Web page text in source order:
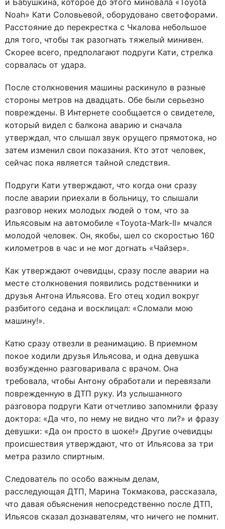
и Бабушкина, которое до этого миновала «Toyota
Noah» Кати Соловьевой, оборудовано светофорами.
Расстояние до перекрестка с Чкалова небольшое
для того, чтобы так разогнать тяжелый минивен.
Скорее всего, предполагают подруги Кати, стрелка
сорвалась от удара.
После столкновения машины раскинуло в разные
стороны метров на двадцать. Обе были серьезно
повреждены. В Интернете сообщается о свидетеле,
который видел с балкона аварию и сначала
утверждал, что слышал звук орущего прямотока, но
затем изменил свои показания. Кто этот человек,
сейчас пока является тайной следствия.
Подруги Кати утверждают, что когда они сразу
после аварии приехали в больницу, то слышали
разговор неких молодых людей о том, что за
Ильясовым на автомобиле «Toyota-Mark-II» мчался
молодой человек. Он, якобы, шел со скоростью 160
километров в час и не мог догнать «Чайзер».
Как утверждают очевидцы, сразу после аварии на
месте столкновения появились родственники и
друзья Антона Ильясова. Его отец ходил вокруг
разбитого седана и восклицал: «Сломали мою
машину!».
Катю сразу отвезли в реанимацию. В приемном
покое ходили друзья Ильясова, и одна девушка
возбужденно разговаривала с врачом. Она
требовала, чтобы Антону обработали и перевязали
поврежденную в ДТП руку. Из услышанного
разговора подруги Кати отчетливо запомнили фразу
доктора: «Да что, по нему не видно что ли?» и фразу
девушки: «Да он просто в шоке!» Другие очевидцы
происшествия утверждают, что от Ильясова за три
метра разило спиртным.
Следователь по особо важным делам,
расследующая ДТП, Марина Токмакова, рассказала,
что давая объяснения непосредственно после ДТП,
Ильясов сказал дознавателям, что ничего не помнит.